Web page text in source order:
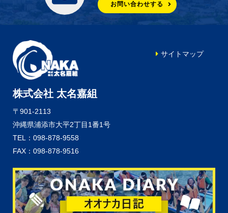
お問い合わせする
株式会社 太名嘉組
〒901-2113
沖縄県浦添市大平2丁目1番1号
TEL：098-878-9558
FAX：098-878-9516
サイトマップ